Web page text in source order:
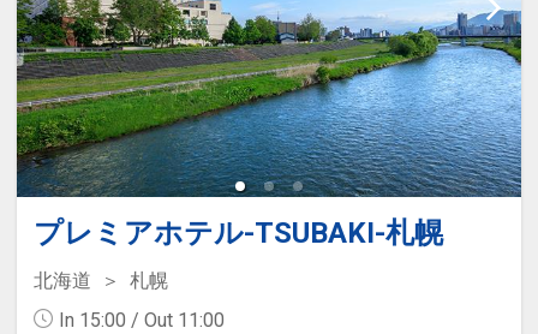
プレミアホテル-TSUBAKI-札幌
北海道
札幌
In 15:00 / Out 11:00